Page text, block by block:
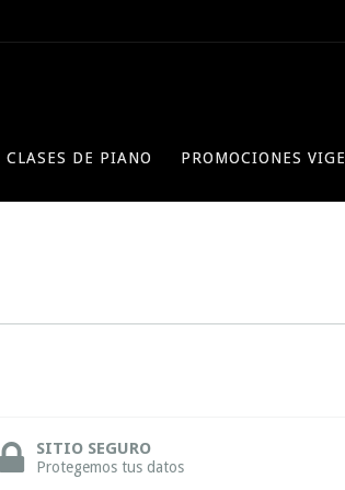
CLASES DE PIANO PROMOCIONES
SITIO SEGURO
Protegemos tus datos